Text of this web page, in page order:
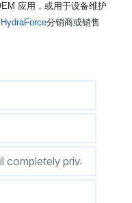
应用，或用于设备维护
HydraForce分销商或销售